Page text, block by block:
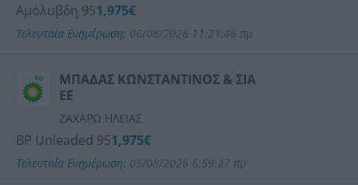
Αμόλυβδη 951,975€
Τελευταία Ενημέρωση: 06/08/2026 11:21:46 πμ
ΜΠΑΔΑΣ ΚΩΝΣΤΑΝΤΙΝΟΣ & ΣΙΑ
ΕΕ
ΖΑΧΑΡΩ ΗΛΕΙΑΣ
BP Unleaded 951,975€
Τελευταία Ενημέρωση: 05/08/2026 6:59:27 πμ